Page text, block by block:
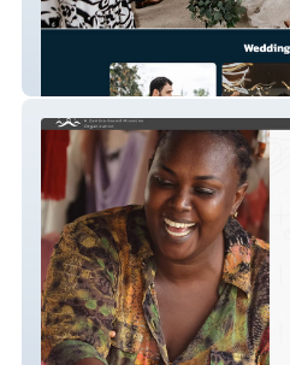
Yandura Photography
Havenbase